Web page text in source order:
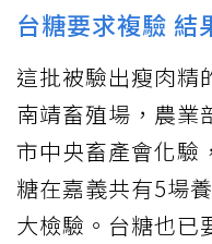
台糖要求複驗 結
這批被驗出瘦肉精
南靖畜殖場，農業
市中央畜產會化驗
糖在嘉義共有5場
大檢驗。台糖也已